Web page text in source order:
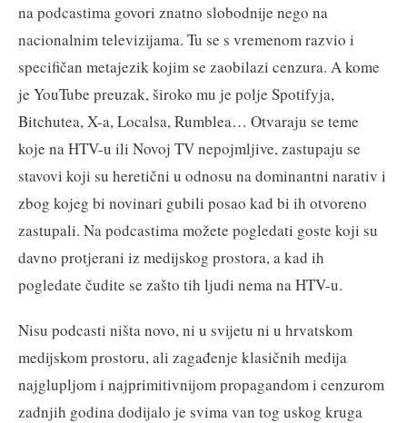
na podcastima govori znatno slobodnije nego na
nacionalnim televizijama. Tu se s vremenom razvio i
specifičan metajezik kojim se zaobilazi cenzura. A kome
je YouTube preuzak, široko mu je polje Spotifyja,
Bitchutea, X-a, Localsa, Rumblea… Otvaraju se teme
koje na HTV-u ili Novoj TV nepojmljive, zastupaju se
stavovi koji su heretični u odnosu na dominantni narativ i
zbog kojeg bi novinari gubili posao kad bi ih otvoreno
zastupali. Na podcastima možete pogledati goste koji su
davno protjerani iz medijskog prostora, a kad ih
pogledate čudite se zašto tih ljudi nema na HTV-u.
Nisu podcasti ništa novo, ni u svijetu ni u hrvatskom
medijskom prostoru, ali zagađenje klasičnih medija
najglupljom i najprimitivnijom propagandom i cenzurom
zadnjih godina dodijalo je svima van tog uskog kruga